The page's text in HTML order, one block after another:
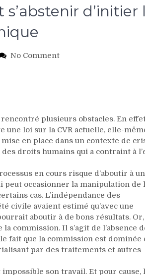
d’initier
No Commenton
la
CVR
a
une
responsabilité
historique
doit
s’abstenir
d’initier
la
recherche
de
la
à
plusieurs obstacles. En
une loi sur la CVR actuelle, elle-
en place dans un contexte de
droits humains qui a contraint à
en cours risque d’aboutir à
peut occasionner la manipulation de
cas. L’indépendance des
civile avaient estimé qu’avec une
aboutir à de bons résultats. Or,
commission. Il s’agit de l’absence
fait que la commission est dominée
par des traitements et autres
son travail. Et pour cause,